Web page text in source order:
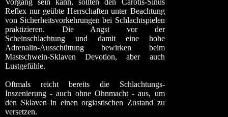
Vorgang sein kann, sollten den Carotis-Sinus
Reflex nur geübte Herrschaften unter Beachtung
von Sicherheitsvorkehrungen bei Schlachtspielen
praktizieren. Die Angst vor der
Scheinschlachtung und damit eine hohe
Adrenalin-Ausschüttung bewirken beim
Mastschwein-Sklaven Devotion, aber auch
Lustgefühle.
Oftmals reicht bereits die Schlachtungs-
Inszenierung - auch ohne Ohnmacht - aus, um
den Sklaven in einen orgiastischen Zustand zu
versetzen.